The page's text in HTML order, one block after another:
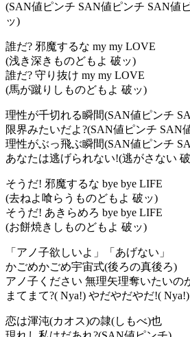
(SAN値ピンチ SAN値ピンチ SAN値
ッ)
誰だ? 邪魔するな my my LOVE
(浅き深きものどもよ 破ッ)
誰だ? 守り抜け my my LOVE
(馬が蹴りしものどもよ 破ッ)
理性が千切れる瞬間(SAN値ピンチ
限界みたいだよ?(SAN値ピンチ SAN
理性がぶっ飛ぶ瞬間(SAN値ピンチ
あなたは逃げられない!(逃がさない
そうだ! 邪魔するな bye bye LIFE
(去ねよ喰らうものどもよ 破ッ)
そうだ! あきらめろ bye bye LIFE
(お餅焼きしものどもよ 破ッ)
「アノ子欲しいよ」「あげない」
かごめかごめ宇宙式(後ろの真後ろ)
アノ子ください 無理矢理奪いたいの
まてまて?( Nya!) やだやだやだ!( Nya!)
恋は渾沌(カオス)の隷(しもべ)也